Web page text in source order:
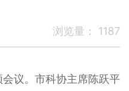
浏览量： 1187
议。市科协主席陈跃平